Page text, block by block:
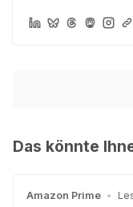
Das könnte
Amazon Prime •